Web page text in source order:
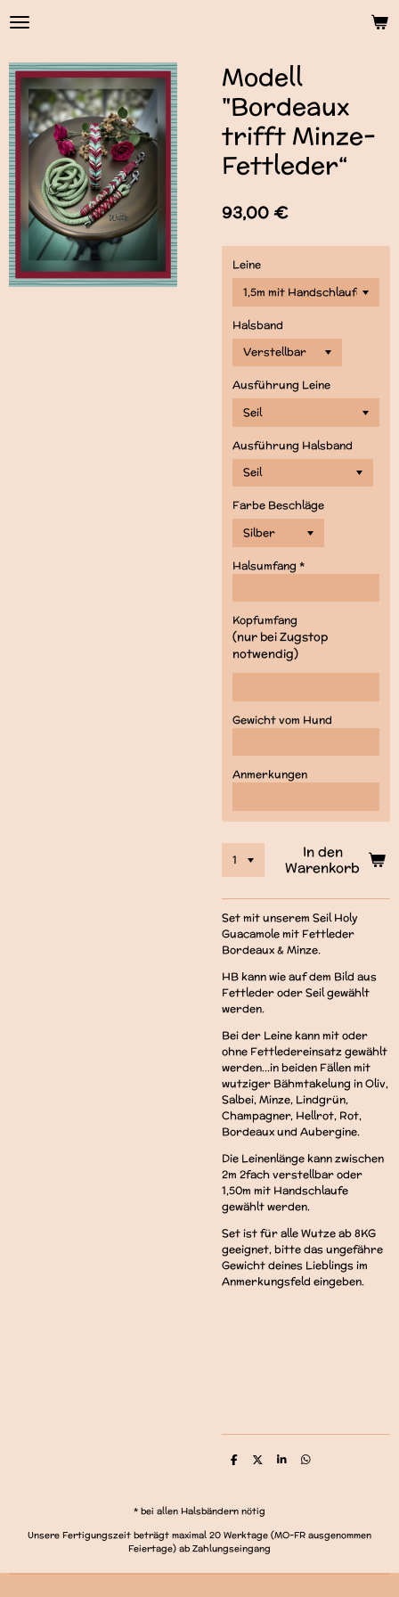
Zum
Hauptinhalt
Modell
"Bordeaux
trifft Minze-
Fettleder“
93,00 €
Leine
Halsband
Ausführung Leine
Ausführung Halsband
Farbe Beschläge
Halsumfang *
Kopfumfang
(nur bei Zugstop
notwendig)
Gewicht vom Hund
Anmerkungen
In den
Warenkorb
Set mit unserem Seil Holy
Guacamole mit Fettleder
Bordeaux & Minze.
HB kann wie auf dem Bild aus
Fettleder oder Seil gewählt
werden.
Bei der Leine kann mit oder
ohne Fettledereinsatz gewählt
werden...in beiden Fällen mit
wutziger Bähmtakelung in Oliv,
Salbei, Minze, Lindgrün,
Champagner, Hellrot, Rot,
Bordeaux und Aubergine.
Die Leinenlänge kann zwischen
2m 2fach verstellbar oder
1,50m mit Handschlaufe
gewählt werden.
Set ist für alle Wutze ab 8KG
geeignet, bitte das ungefähre
Gewicht deines Lieblings im
Anmerkungsfeld eingeben.
T
n
T
e
n
T
T
* bei allen Halsbändern nötig
Unsere Fertigungszeit beträgt maximal 20 Werktage (MO-FR ausgenommen
Feiertage) ab Zahlungseingang